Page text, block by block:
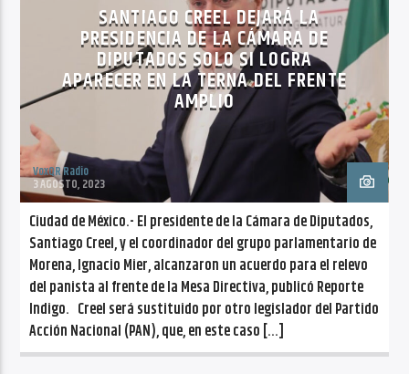
SANTIAGO CREEL DEJARÁ LA
PRESIDENCIA DE LA CÁMARA DE
DIPUTADOS SOLO SI LOGRA
APARECER EN LA TERNA DEL FRENTE
AMPLIO
VoxQR Radio
3 AGOSTO, 2023
Ciudad de México.- El presidente de la Cámara de Diputados,
Santiago Creel, y el coordinador del grupo parlamentario de
Morena, Ignacio Mier, alcanzaron un acuerdo para el relevo
del panista al frente de la Mesa Directiva, publicó Reporte
Indigo. Creel será sustituido por otro legislador del Partido
Acción Nacional (PAN), que, en este caso […]